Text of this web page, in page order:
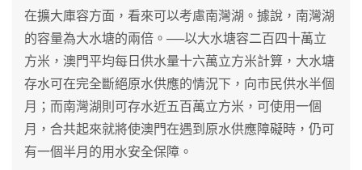
在擴大庫容方面，看來可以考慮南灣湖。據說，南灣湖
的容量為大水塘的兩倍。──以大水塘容二百四十萬立
方米，澳門平均每日供水量十六萬立方米計算，大水塘
存水可在完全斷絕原水供應的情況下，向市民供水半個
月；而南灣湖則可存水近五百萬立方米，可使用一個
月，合共起來就將使澳門在遇到原水供應障礙時，仍可
有一個半月的用水安全保障。